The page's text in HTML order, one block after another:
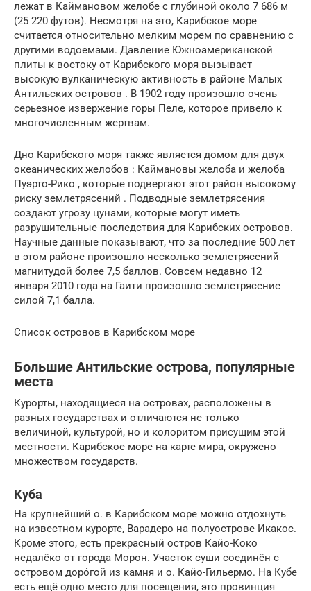
лежат в Каймановом желобе с глубиной около 7 686 м
(25 220 футов). Несмотря на это, Карибское море
считается относительно мелким морем по сравнению с
другими водоемами. Давление Южноамериканской
плиты к востоку от Карибского моря вызывает
высокую вулканическую активность в районе Малых
Антильских островов . В 1902 году произошло очень
серьезное извержение горы Пеле, которое привело к
многочисленным жертвам.
Дно Карибского моря также является домом для двух
океанических желобов : Каймановы желоба и желоба
Пуэрто-Рико , которые подвергают этот район высокому
риску землетрясений . Подводные землетрясения
создают угрозу цунами, которые могут иметь
разрушительные последствия для Карибских островов.
Научные данные показывают, что за последние 500 лет
в этом районе произошло несколько землетрясений
магнитудой более 7,5 баллов. Совсем недавно 12
января 2010 года на Гаити произошло землетрясение
силой 7,1 балла.
Список островов в Карибском море
Большие Антильские острова, популярные
места
Курорты, находящиеся на островах, расположены в
разных государствах и отличаются не только
величиной, культурой, но и колоритом присущим этой
местности. Карибское море на карте мира, окружено
множеством государств.
Куба
На крупнейший о. в Карибском море можно отдохнуть
на известном курорте, Варадеро на полуострове Икакос.
Кроме этого, есть прекрасный остров Кайо-Коко
недалёко от города Морон. Участок суши соединён с
островом доро́гой из камня и о. Кайо-Гильермо. На Кубе
есть ещё одно место для посещения, это провинция